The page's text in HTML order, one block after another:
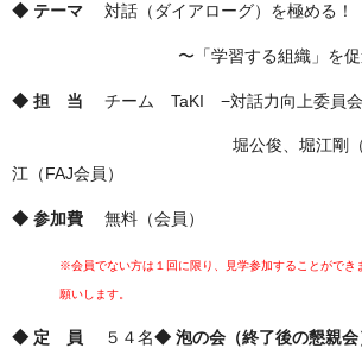
◆ テーマ 対話（ダイアローグ）を極める！
〜「学習する組織」を促進す
◆ 担 当 チーム TaKI −対話力向上委員
堀公俊、堀江剛（企画協
江（FAJ会員）
◆ 参加費 無料（会員）
※会員でない方は１回に限り、見学参加することができ
願いします。
◆ 定 員 ５４名◆ 泡の会（終了後の懇親会